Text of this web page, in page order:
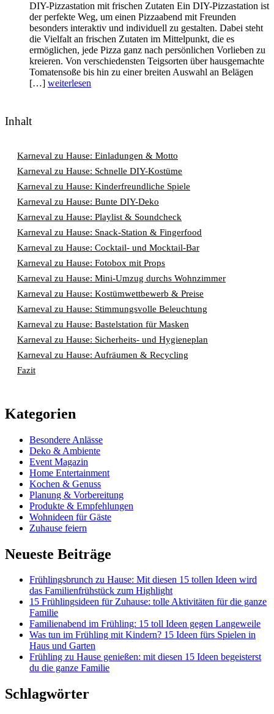
DIY-Pizzastation mit frischen Zutaten Ein DIY-Pizzastation ist
der perfekte Weg, um einen Pizzaabend mit Freunden
besonders interaktiv und individuell zu gestalten. Dabei steht
die Vielfalt an frischen Zutaten im Mittelpunkt, die es
ermöglichen, jede Pizza ganz nach persönlichen Vorlieben zu
kreieren. Von verschiedensten Teigsorten über hausgemachte
Tomatensoße bis hin zu einer breiten Auswahl an Belägen
[…] weiterlesen
Inhalt
Karneval zu Hause: Einladungen & Motto
Karneval zu Hause: Schnelle DIY-Kostüme
Karneval zu Hause: Kinderfreundliche Spiele
Karneval zu Hause: Bunte DIY-Deko
Karneval zu Hause: Playlist & Soundcheck
Karneval zu Hause: Snack-Station & Fingerfood
Karneval zu Hause: Cocktail- und Mocktail-Bar
Karneval zu Hause: Fotobox mit Props
Karneval zu Hause: Mini-Umzug durchs Wohnzimmer
Karneval zu Hause: Kostümwettbewerb & Preise
Karneval zu Hause: Stimmungsvolle Beleuchtung
Karneval zu Hause: Bastelstation für Masken
Karneval zu Hause: Sicherheits- und Hygieneplan
Karneval zu Hause: Aufräumen & Recycling
Fazit
Kategorien
Besondere Anlässe
Deko & Ambiente
Event Magazin
Home Entertainment
Kochen & Genuss
Planung & Vorbereitung
Produkte & Empfehlungen
Wohnideen für Gäste
Zuhause feiern
Neueste Beiträge
Frühlingsbrunch zu Hause: Mit diesen 15 tollen Ideen wird
das Familienfrühstück zum Highlight
15 Frühlingsideen für Zuhause: tolle Aktivitäten für die ganze
Familie
Familienabend im Frühling: 15 toll Ideen gegen Langeweile
Was tun im Frühling mit Kindern? 15 Ideen fürs Spielen in
Haus und Garten
Frühling zu Hause genießen: mit diesen 15 Ideen begeisterst
du die ganze Familie
Schlagwörter